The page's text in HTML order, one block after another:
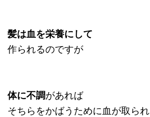
髪は血を栄養にして
作られるのですが
体に不調があれば
そちらをかばうために血が取られ